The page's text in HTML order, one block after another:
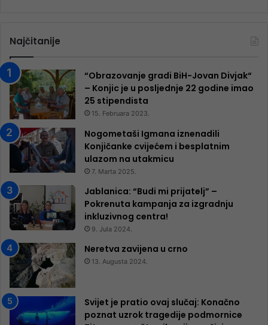
Najčitanije
“Obrazovanje gradi BiH-Jovan Divjak“
– Konjic je u posljednje 22 godine imao
25 ​​stipendista
15. Februara 2023.
Nogometaši Igmana iznenadili
Konjičanke cvijećem i besplatnim
ulazom na utakmicu
7. Marta 2025.
Jablanica: “Budi mi prijatelj” –
Pokrenuta kampanja za izgradnju
inkluzivnog centra!
9. Jula 2024.
Neretva zavijena u crno
13. Augusta 2024.
Svijet je pratio ovaj slučaj: Konačno
poznat uzrok tragedije podmornice